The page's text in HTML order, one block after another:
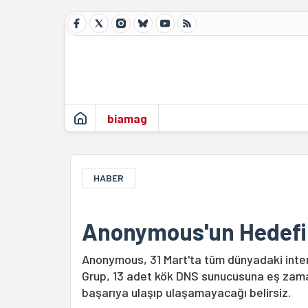
biamag
HABER
Anonymous'un
Anonymous, 31 Mart'ta tüm dünyadaki
Grup, 13 adet kök DNS sunucusuna eş
başarıya ulaşıp ulaşamayacağı belirsiz.